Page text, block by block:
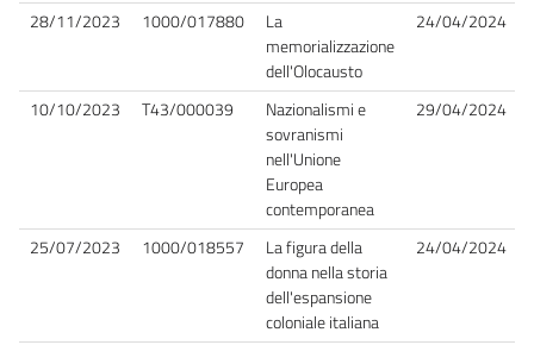
28/11/2023 1000/017880
La
memorializzazione
dell'Olocausto
24/04/2024
10/10/2023 T43/000039
Nazionalismi e
sovranismi
nell'Unione
Europea
contemporanea
29/04/2024
25/07/2023 1000/018557
La figura della
donna nella storia
dell'espansione
coloniale italiana
24/04/2024